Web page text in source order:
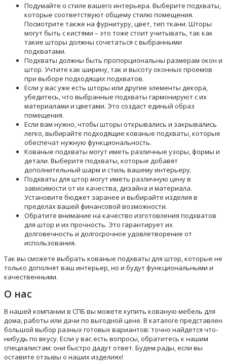
Подумайте о стиле вашего интерьера. Выберите подхваты,
которые соответствуют общему стилю помещения.
Посмотрите также на фурнитуру, цвет, тип ткани. Шторы
могут быть с кистями – это тоже стоит учитывать, так как
такие шторы должны сочетаться с выбранными
подхватами.
Подхваты должны быть пропорциональны размерам окон и
штор. Учтите как ширину, так и высоту оконных проемов
при выборе подходящих подхватов.
Если у вас уже есть шторы или другие элементы декора,
убедитесь, что выбранные подхваты гармонируют с их
материалами и цветами. Это создаст единый образ
помещения.
Если вам нужно, чтобы шторы открывались и закрывались
легко, выбирайте подходящие кованые подхваты, которые
обеспечат нужную функциональность.
Кованые подхваты могут иметь различные узоры, формы и
детали. Выберите подхваты, которые добавят
дополнительный шарм и стиль вашему интерьеру.
Подхваты для штор могут иметь различную цену в
зависимости от их качества, дизайна и материала.
Установите бюджет заранее и выбирайте изделия в
пределах вашей финансовой возможности.
Обратите внимание на качество изготовления подхватов
для штор и их прочность. Это гарантирует их
долговечность и долгосрочное удовлетворение от
использования.
Так вы сможете выбрать кованые подхваты для штор, которые не
только дополнят ваш интерьер, но и будут функциональными и
качественными.
О нас
В нашей компании в СПБ вы можете купить кованую мебель для
дома, работы или дачи по выгодной цене. В каталоге представлен
большой выбор разных готовых вариантов: точно найдется что-
нибудь по вкусу. Если у вас есть вопросы, обратитесь к нашим
специалистам: они быстро дадут ответ. Будем рады, если вы
оставите отзывы о наших изделиях!